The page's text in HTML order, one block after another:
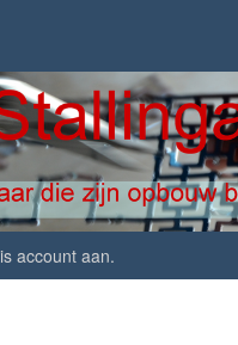
account aan.